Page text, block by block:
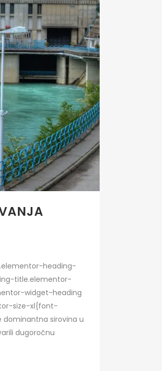
heading-
title.elementor-
widget-heading
size-xl{font-
sirovina u
dugoročnu